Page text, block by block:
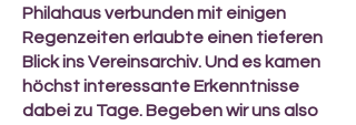
Philahaus verbunden mit einigen
Regenzeiten erlaubte einen tieferen
Blick ins Vereinsarchiv. Und es kamen
höchst interessante Erkenntnisse
dabei zu Tage. Begeben wir uns also